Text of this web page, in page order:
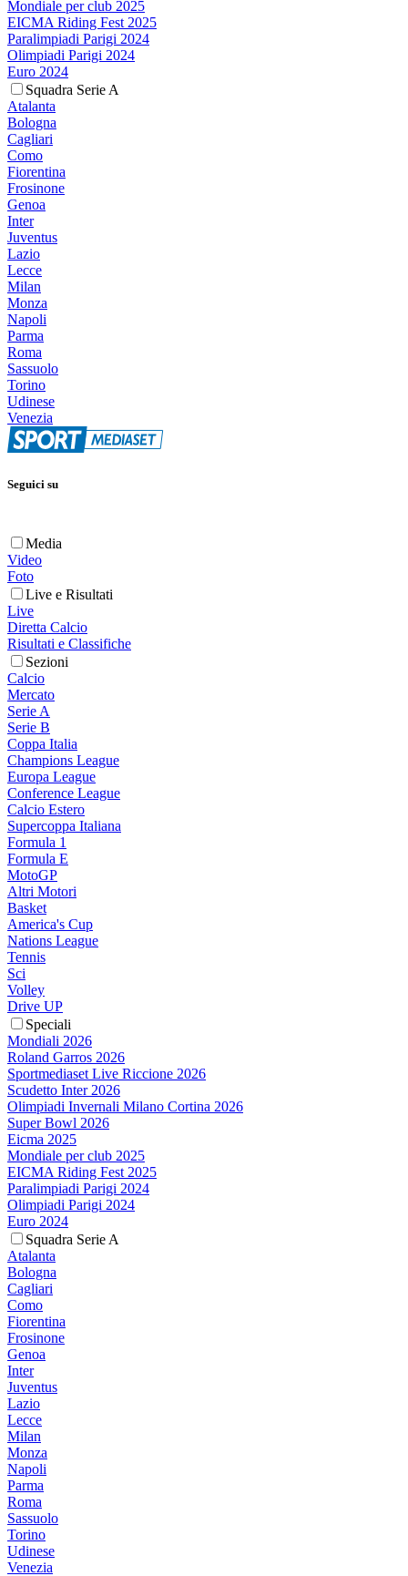
Mondiale per club 2025
EICMA Riding Fest 2025
Paralimpiadi Parigi 2024
Olimpiadi Parigi 2024
Euro 2024
Squadra Serie A
Atalanta
Bologna
Cagliari
Como
Fiorentina
Frosinone
Genoa
Inter
Juventus
Lazio
Lecce
Milan
Monza
Napoli
Parma
Roma
Sassuolo
Torino
Udinese
Venezia
Seguici su
Media
Video
Foto
Live e Risultati
Live
Diretta Calcio
Risultati e Classifiche
Sezioni
Calcio
Mercato
Serie A
Serie B
Coppa Italia
Champions League
Europa League
Conference League
Calcio Estero
Supercoppa Italiana
Formula 1
Formula E
MotoGP
Altri Motori
Basket
America's Cup
Nations League
Tennis
Sci
Volley
Drive UP
Speciali
Mondiali 2026
Roland Garros 2026
Sportmediaset Live Riccione 2026
Scudetto Inter 2026
Olimpiadi Invernali Milano Cortina 2026
Super Bowl 2026
Eicma 2025
Mondiale per club 2025
EICMA Riding Fest 2025
Paralimpiadi Parigi 2024
Olimpiadi Parigi 2024
Euro 2024
Squadra Serie A
Atalanta
Bologna
Cagliari
Como
Fiorentina
Frosinone
Genoa
Inter
Juventus
Lazio
Lecce
Milan
Monza
Napoli
Parma
Roma
Sassuolo
Torino
Udinese
Venezia